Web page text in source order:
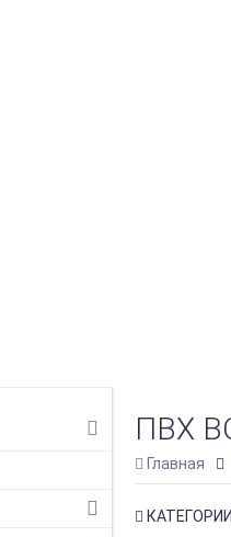
ПВХ
Главная
КАТЕГОРИИ